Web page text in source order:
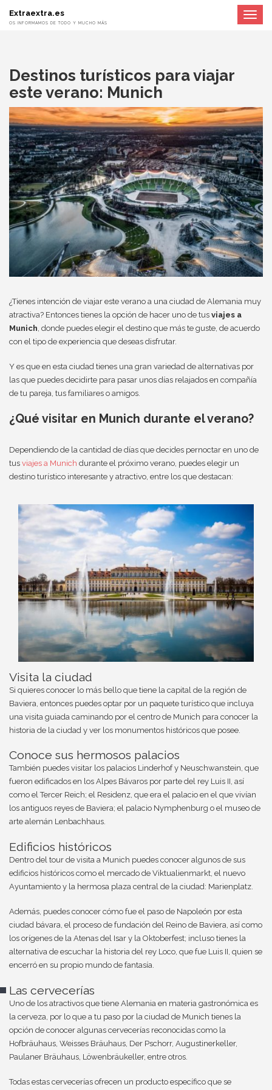
Toggle
Extraextra.es
OS INFORMAMOS DE TODO Y MUCHO MÁS
Destinos turísticos para viajar
este verano: Munich
¿Tienes intención de viajar este verano a una ciudad de Alemania muy
atractiva? Entonces tienes la opción de hacer uno de tus viajes a
Munich , donde puedes elegir el destino que más te guste, de acuerdo
con el tipo de experiencia que deseas disfrutar.
Y es que en esta ciudad tienes una gran variedad de alternativas por
las que puedes decidirte para pasar unos días relajados en compañía
de tu pareja, tus familiares o amigos.
¿Qué visitar en Munich durante el verano?
Dependiendo de la cantidad de días que decides pernoctar en uno de
tus viajes a Munich durante el próximo verano, puedes elegir un
destino turístico interesante y atractivo, entre los que destacan:
Visita la ciudad
Si quieres conocer lo más bello que tiene la capital de la región de
Baviera, entonces puedes optar por un paquete turístico que incluya
una visita guiada caminando por el centro de Munich para conocer la
historia de la ciudad y ver los monumentos históricos que posee.
Conoce sus hermosos palacios
También puedes visitar los palacios Linderhof y Neuschwanstein, que
fueron edificados en los Alpes Bávaros por parte del rey Luis II, así
como el Tercer Reich; el Residenz, que era el palacio en el que vivían
los antiguos reyes de Baviera; el palacio Nymphenburg o el museo de
arte alemán Lenbachhaus.
Edificios históricos
Dentro del tour de visita a Munich puedes conocer algunos de sus
edificios históricos como el mercado de Viktualienmarkt, el nuevo
Ayuntamiento y la hermosa plaza central de la ciudad: Marienplatz.
Además, puedes conocer cómo fue el paso de Napoleón por esta
ciudad bávara, el proceso de fundación del Reino de Baviera, así como
los orígenes de la Atenas del Isar y la Oktoberfest; incluso tienes la
alternativa de escuchar la historia del rey Loco, que fue Luis II, quien se
encerró en su propio mundo de fantasía.
Las cervecerías
Uno de los atractivos que tiene Alemania en materia gastronómica es
la cerveza, por lo que a tu paso por la ciudad de Munich tienes la
opción de conocer algunas cervecerías reconocidas como la
Hofbräuhaus, Weisses Bräuhaus, Der Pschorr, Augustinerkeller,
Paulaner Bräuhaus, Löwenbräukeller, entre otros.
Todas estas cervecerías ofrecen un producto específico que se